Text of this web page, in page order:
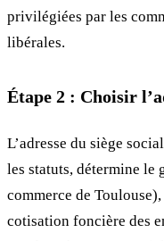
privilégiées par les
libérales.
Étape 2 : Choisir
L’adresse du siège
les statuts, détermine le
commerce de
cotisation foncière des